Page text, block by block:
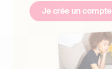
Je crée un compte